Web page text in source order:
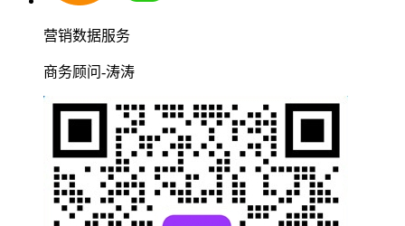
营销数据服务
商务顾问-涛涛